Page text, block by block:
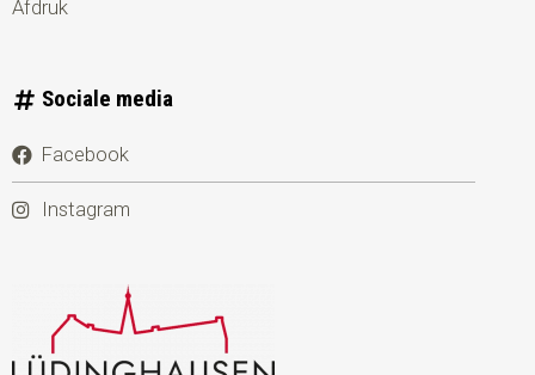
Afdruk
Sociale media
Facebook
Instagram